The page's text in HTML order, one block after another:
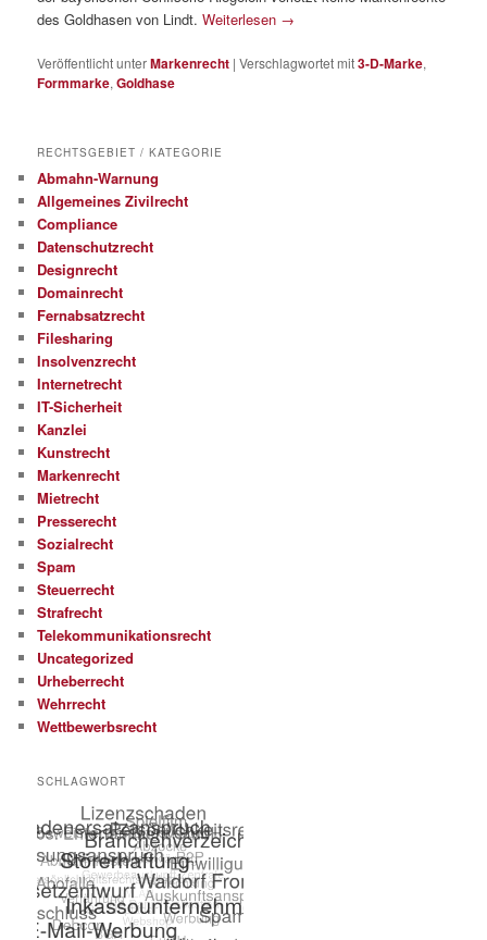
des Goldhasen von Lindt.Weiterlesen →
Veröffentlicht unterMarkenrecht |Verschlagwortet mit3-D-Marke,
Formmarke,Goldhase
RECHTSGEBIET / KATEGORIE
Abmahn-Warnung
Allgemeines Zivilrecht
Compliance
Datenschutzrecht
Designrecht
Domainrecht
Fernabsatzrecht
Filesharing
Insolvenzrecht
Internetrecht
IT-Sicherheit
Kanzlei
Kunstrecht
Markenrecht
Mietrecht
Presserecht
Sozialrecht
Spam
Steuerrecht
Strafrecht
Telekommunikationsrecht
Uncategorized
Urheberrecht
Wehrrecht
Wettbewerbsrecht
SCHLAGWORT